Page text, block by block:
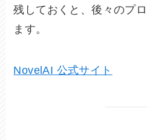
残しておくと、後々のプ
ます。
NovelAI 公式サイト